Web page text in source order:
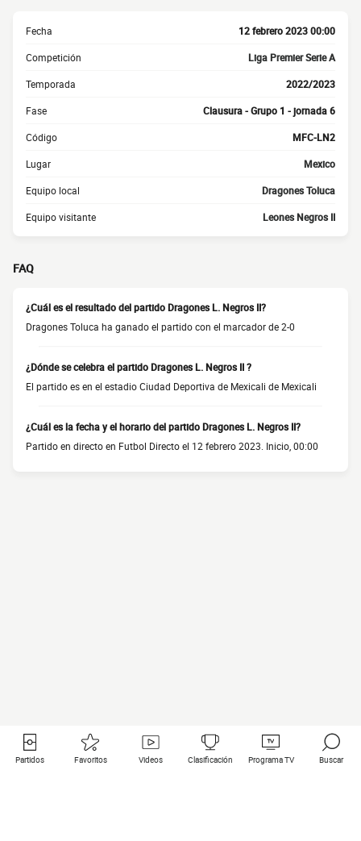
Fecha 12 febrero 2023 00:00
Competición Liga Premier Serie A
Temporada 2022/2023
Fase Clausura - Grupo 1 - jornada 6
Código MFC-LN2
Lugar Mexico
Equipo local Dragones Toluca
Equipo visitante Leones Negros II
FAQ
¿Cuál es el resultado del partido Dragones L. Negros II?
Dragones Toluca ha ganado el partido con el marcador de 2-0
¿Dónde se celebra el partido Dragones L. Negros II ?
El partido es en el estadio Ciudad Deportiva de Mexicali de Mexicali
¿Cuál es la fecha y el horario del partido Dragones L. Negros II?
Partido en directo en Futbol Directo el 12 febrero 2023. Inicio, 00:00
Partidos Favoritos Videos Clasificación Programa TV Buscar